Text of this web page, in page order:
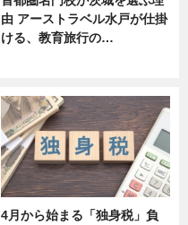
由 アーストラベル水戸が仕掛
ける、教育旅行の…
4月から始まる「独身税」負